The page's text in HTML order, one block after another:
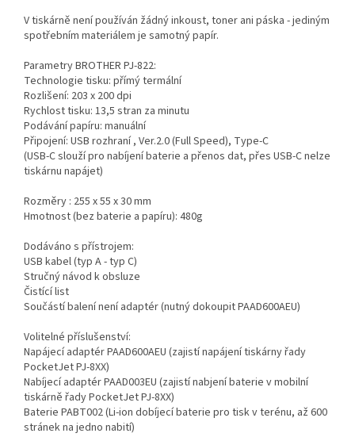
V tiskárně není používán žádný inkoust, toner ani páska - jediným
spotřebním materiálem je samotný papír.
Parametry BROTHER PJ-822:
Technologie tisku: přímý termální
Rozlišení: 203 x 200 dpi
Rychlost tisku: 13,5 stran za minutu
Podávání papíru: manuální
Připojení: USB rozhraní , Ver.2.0 (Full Speed), Type-C
(USB-C slouží pro nabíjení baterie a přenos dat, přes USB-C nelze
tiskárnu napájet)
Rozměry : 255 x 55 x 30 mm
Hmotnost (bez baterie a papíru): 480g
Dodáváno s přístrojem:
USB kabel (typ A - typ C)
Stručný návod k obsluze
Čistící list
Součástí balení není adaptér (nutný dokoupit PAAD600AEU)
Volitelné příslušenství:
Napájecí adaptér PAAD600AEU (zajistí napájení tiskárny řady
PocketJet PJ-8XX)
Nabíjecí adaptér PAAD003EU (zajistí nabjení baterie v mobilní
tiskárně řady PocketJet PJ-8XX)
Baterie PABT002 (Li-ion dobíjecí baterie pro tisk v terénu, až 600
stránek na jedno nabití)